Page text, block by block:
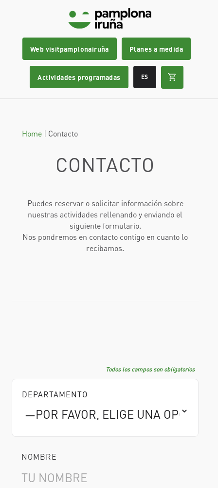
Web visitpamplonairuña Planes a medida
Actividades programadas ES
Home| Contacto
CONTACTO
Puedes reservar o solicitar información sobre
nuestras actividades rellenando y enviando el
siguiente formulario.
Nos pondremos en contacto contigo en cuanto lo
recibamos.
Todos los campos son obligatorios
DEPARTAMENTO
NOMBRE